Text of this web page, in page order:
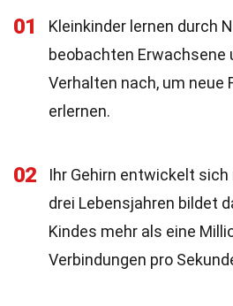
01
Kleinkinder lernen durch
beobachten Erwachsene
Verhalten nach, um neue
erlernen.
02
Ihr Gehirn entwickelt
drei Lebensjahren bildet
Kindes mehr als eine
Verbindungen pro